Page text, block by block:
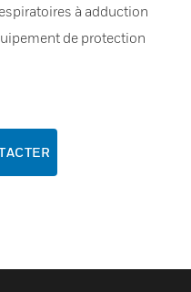
à adduction
de protection